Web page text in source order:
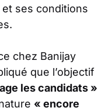
ses conditions
chez Banijay
que l’objectif
les candidats »
« encore